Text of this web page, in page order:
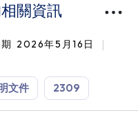
關資訊
2026年5月16日
文件 2309